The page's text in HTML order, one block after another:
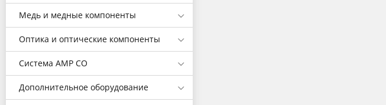
Медь и медные компоненты
Оптика и оптические компоненты
Система AMP CO
Дополнительное оборудование